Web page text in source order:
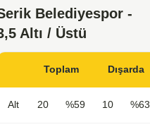
Belediyespor -
Altı / Üstü
Toplam Dışarda
Alt 20 %59 10 %63